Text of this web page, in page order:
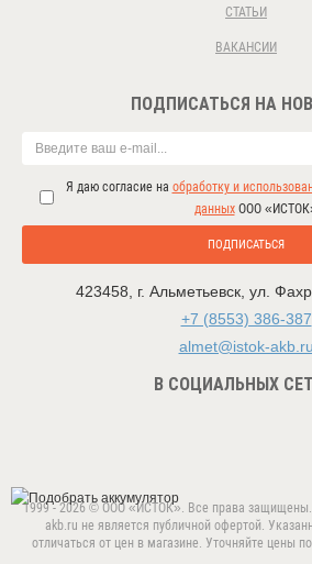
СТАТЬИ
ВАКАНСИИ
ПОДПИСАТЬСЯ НА
Я даю согласие на обработку и
данныхООО
ПОДПИСАТЬСЯ
423458 г. Альметьевск ул.
+7 (8553) 386-387
almet@istok-akb.ru
В СОЦИАЛЬНЫХ
1999 - 2026 © ООО «ИСТОК». Все права
akb.ru не является публичной офертой.
отличаться от цен в магазине. Уточняйте цены